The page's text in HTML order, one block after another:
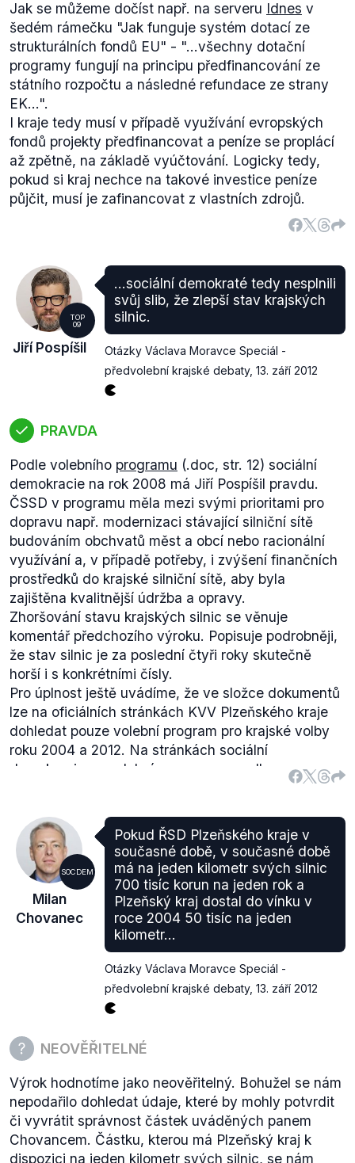
Jak se můžeme dočíst např. na serveru Idnes v
šedém rámečku "Jak funguje systém dotací ze
strukturálních fondů EU" - "...všechny dotační
programy fungují na principu předfinancování ze
státního rozpočtu a následné refundace ze strany
EK...".
I kraje tedy musí v případě využívání evropských
fondů projekty předfinancovat a peníze se proplácí
až zpětně, na základě vyúčtování. Logicky tedy,
pokud si kraj nechce na takové investice peníze
půjčit, musí je zafinancovat z vlastních zdrojů.
TOP
09
Jiří Pospíšil
...sociální demokraté tedy nesplnili
svůj slib, že zlepší stav krajských
silnic.
Otázky Václava Moravce Speciál -
předvolební krajské debaty, 13. září 2012
PRAVDA
Podle volebního programu (.doc, str. 12) sociální
demokracie na rok 2008 má Jiří Pospíšil pravdu.
ČSSD v programu měla mezi svými prioritami pro
dopravu např. modernizaci stávající silniční sítě
budováním obchvatů měst a obcí nebo racionální
využívání a, v případě potřeby, i zvýšení finančních
prostředků do krajské silniční sítě, aby byla
zajištěna kvalitnější údržba a opravy.
Zhoršování stavu krajských silnic se věnuje
komentář předchozího výroku. Popisuje podrobněji,
že stav silnic je za poslední čtyři roky skutečně
horší i s konkrétními čísly.
Pro úplnost ještě uvádíme, že ve složce dokumentů
lze na oficiálních stránkách KVV Plzeňského kraje
dohledat pouze volební program pro krajské volby
roku 2004 a 2012. Na stránkách sociální
demokracie se volební program pro volby v roce
2008 nicméně nachází, vede na něj přímý odkaz
SOCDEM
Milan
Chovanec
Pokud ŘSD Plzeňského kraje v
současné době, v současné době
má na jeden kilometr svých silnic
700 tisíc korun na jeden rok a
Plzeňský kraj dostal do vínku v
roce 2004 50 tisíc na jeden
kilometr...
Otázky Václava Moravce Speciál -
předvolební krajské debaty, 13. září 2012
NEOVĚŘITELNÉ
Výrok hodnotíme jako neověřitelný. Bohužel se nám
nepodařilo dohledat údaje, které by mohly potvrdit
či vyvrátit správnost částek uváděných panem
Chovancem. Částku, kterou má Plzeňský kraj k
dispozici na jeden kilometr svých silnic, se nám